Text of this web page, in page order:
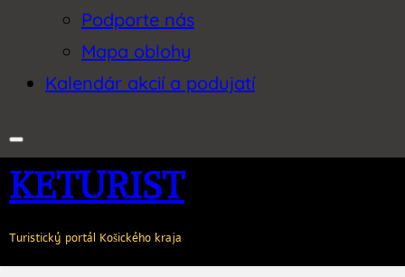
Podporte nás
Mapa oblohy
Kalendár akcií a podujatí
KETURIST
Turistický portál Košického kraja